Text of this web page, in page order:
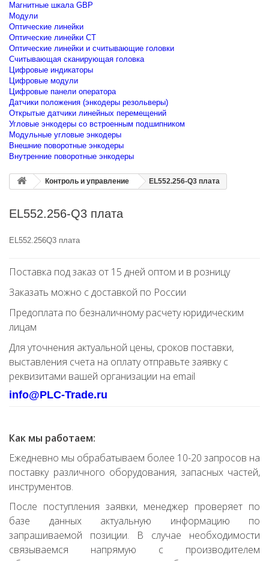
Магнитные шкала GBP
Модули
Оптические линейки
Оптические линейки CT
Оптические линейки и считывающие головки
Считывающая сканирующая головка
Цифровые индикаторы
Цифровые модули
Цифровые панели оператора
Датчики положения (энкодеры резольверы)
Открытые датчики линейных перемещений
Угловые энкодеры со встроенным подшипником
Модульные угловые энкодеры
Внешние поворотные энкодеры
Внутренние поворотные энкодеры
Контроль и управление EL552.256-Q3 плата
EL552.256-Q3 плата
EL552.256Q3 плата
Поставка под заказ от 15 дней оптом и в розницу
Заказать можно с доставкой по России
Предоплата по безналичному расчету юридическим
лицам
Для уточнения актуальной цены, сроков поставки,
выставления счета на оплату отправьте заявку с
реквизитами вашей организации на email
info@PLC-Trade.ru
Как мы работаем:
Ежедневно мы обрабатываем более 10-20 запросов на
поставку различного оборудования, запасных частей,
инструментов.
После поступления заявки, менеджер проверяет по
базе данных актуальную информацию по
запрашиваемой позиции. В случае необходимости
связываемся напрямую с производителем